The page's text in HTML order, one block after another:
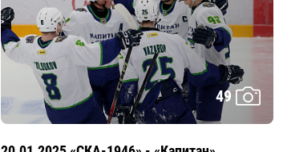
49